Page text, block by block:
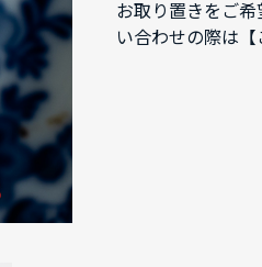
お取り置きをご
い合わせの際は